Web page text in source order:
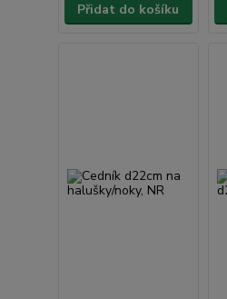
Přidat do košíku